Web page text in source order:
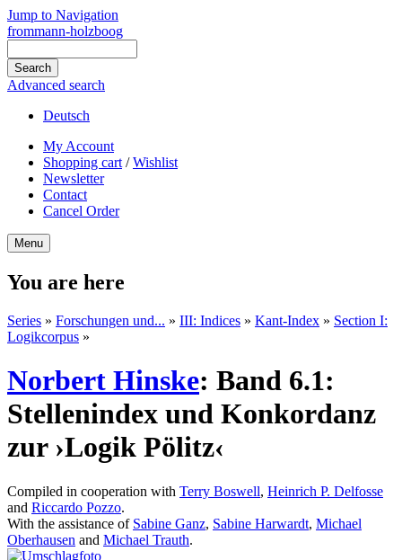
Jump to Navigation
frommann-holzboog
Advanced search
Deutsch
My Account
Shopping cart /Wishlist
Newsletter
Contact
Cancel Order
Menu
You are here
Series » Forschungen und... » III: Indices » Kant-Index » Section I:
Logikcorpus »
Norbert Hinske: Band 6.1:
Stellenindex und Konkordanz
zur ›Logik Pölitz‹
Compiled in cooperation with Terry Boswell, Heinrich P. Delfosse
and Riccardo Pozzo.
With the assistance of Sabine Ganz, Sabine Harwardt, Michael
Oberhausen and Michael Trauth.